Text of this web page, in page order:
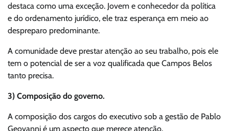
destaca como uma exceção. Jovem e conhecedor da política
e do ordenamento jurídico, ele traz esperança em meio ao
despreparo predominante.
A comunidade deve prestar atenção ao seu trabalho, pois ele
tem o potencial de ser a voz qualificada que Campos Belos
tanto precisa.
3) Composição do governo.
A composição dos cargos do executivo sob a gestão de Pablo
Geovanni é um aspecto que merece atenção.